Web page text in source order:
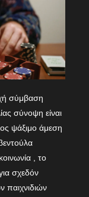
σύμβαση
σύνοψη είναι
ψάξιμο άμεση
, το
σχεδόν
παιχνιδιών